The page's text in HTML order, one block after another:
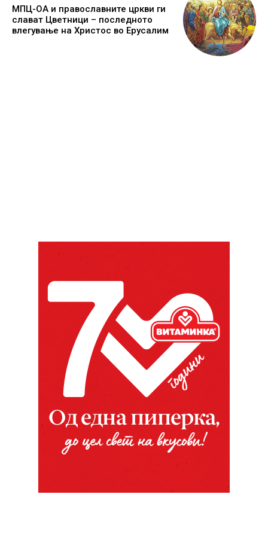
МПЦ-ОА и православните цркви ги
слават Цветници – последното
влегување на Христос во Ерусалим